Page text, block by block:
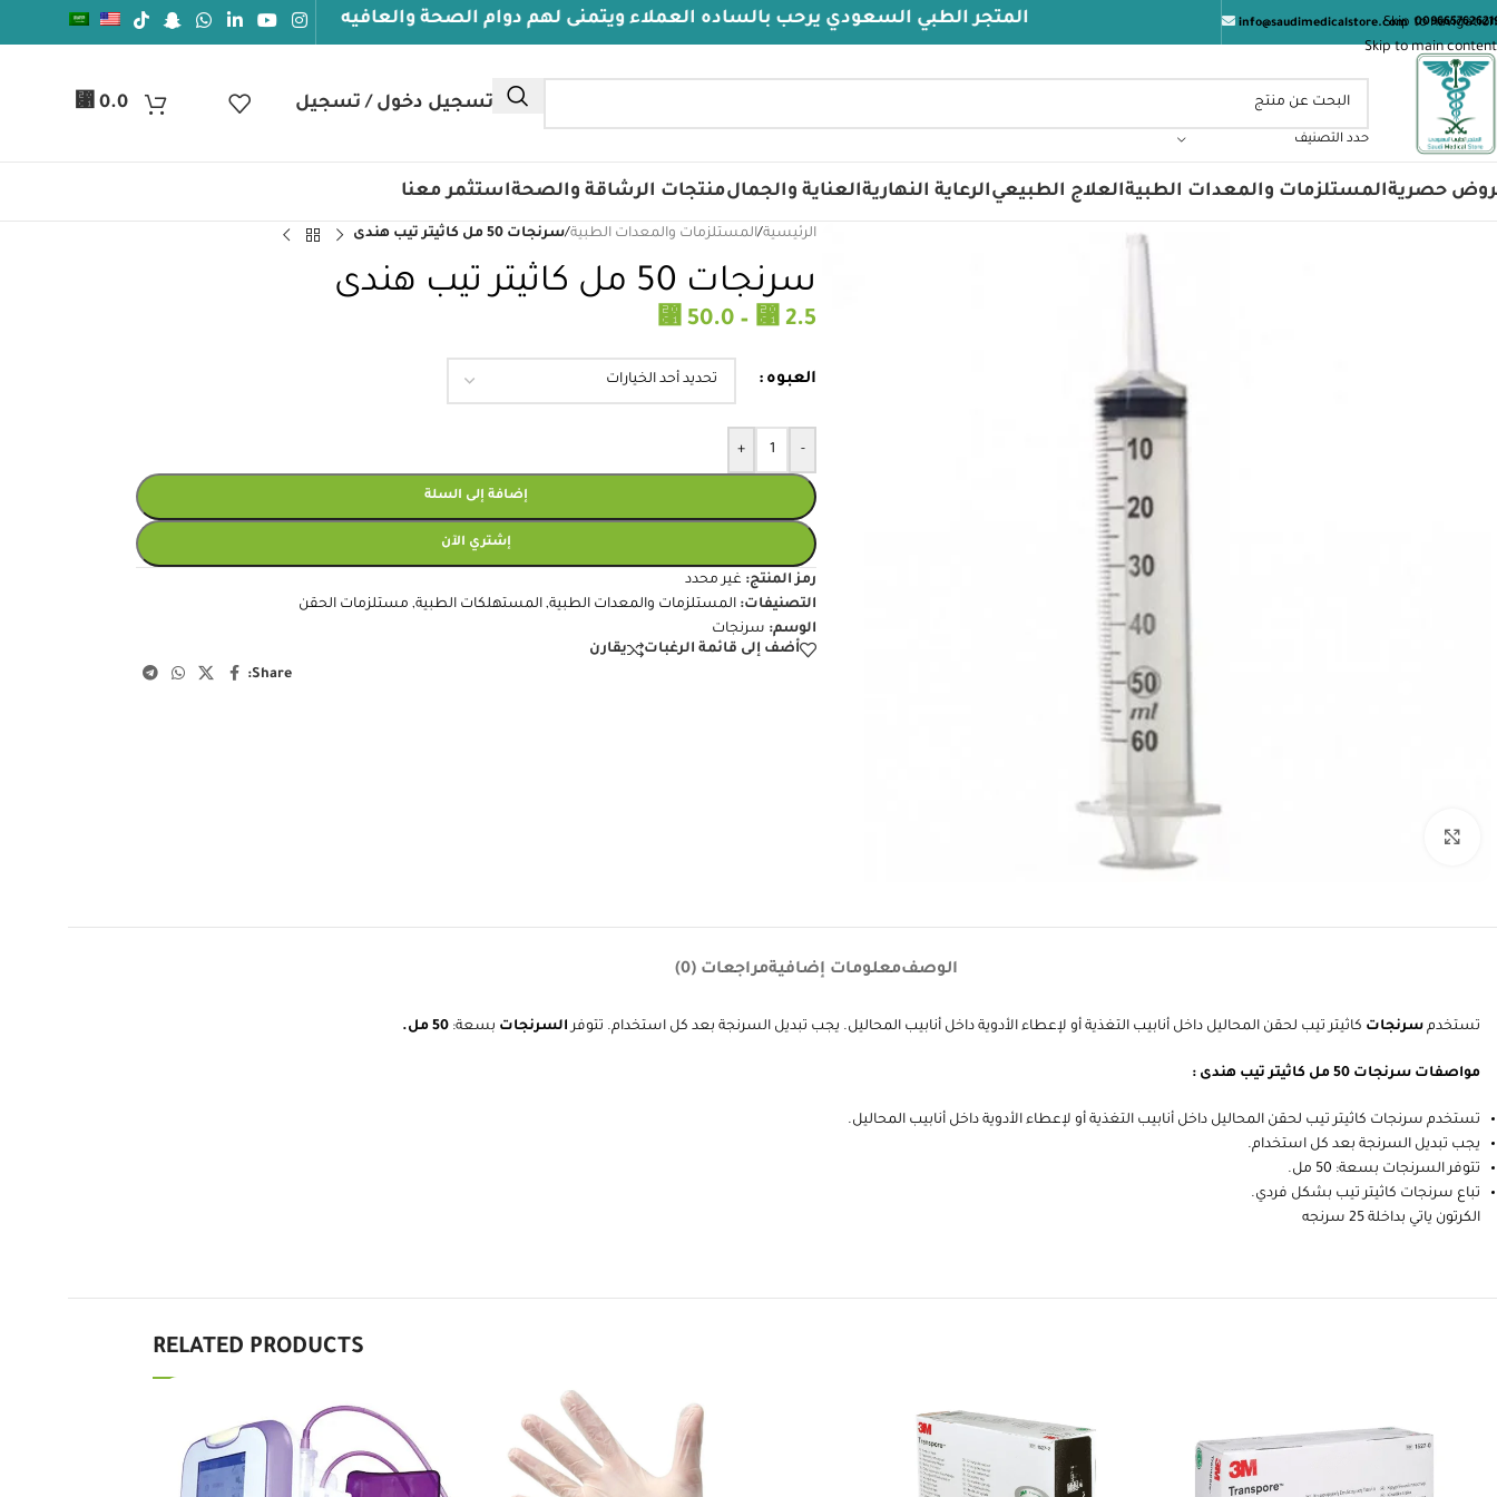
Skip to navigation
Skip to main content
info@saudimedicalstore.com المتجر الطبي السعودي يرحب بالساده العملاء ويتمنى لهم دوام الصحة والعافيه
حدد التصنيف
تسجيل دخول / تسجيل ⃁0.0
حصريةالمستلزمات والمعدات الطبيةالعلاج الطبيعيالرعاية النهاريةالعناية والجمالمنتجات الرشاقة والصحةاستثمر معنا
الرئيسية/المستلزمات والمعدات الطبية/سرنجات 50 مل كاثيتر تيب هندى
سرنجات 50 مل كاثيتر تيب هندى
⃁ 2.5
–
⃁ 50.0
العبوه
-
+
إضافة إلى السلة
إشتري الآن
رمز المنتج: غير محدد
التصنيفات: المستلزمات والمعدات الطبية, المستهلكات الطبية, مستلزمات الحقن
الوسم: سرنجات
أضف إلى قائمة الرغبات
يقارن
Share:
الوصفمعلومات إضافيةمراجعات (0)
تستخدم سرنجات كاثيتر تيب لحقن المحاليل داخل أنابيب التغذية أو لإعطاء الأدوية داخل أنابيب المحاليل. يجب تبديل السرنجة بعد كل استخدام. تتوفر السرنجات بسعة: 50 مل.
مواصفات سرنجات 50 مل كاثيتر تيب هندى :
تستخدم سرنجات كاثيتر تيب لحقن المحاليل داخل أنابيب التغذية أو لإعطاء الأدوية داخل أنابيب المحاليل.
يجب تبديل السرنجة بعد كل استخدام.
تتوفر السرنجات بسعة: 50 مل.
تباع سرنجات كاثيتر تيب بشكل فردي.
الكرتون ياتي بداخلة 25 سرنجه
RELATED PRODUCTS